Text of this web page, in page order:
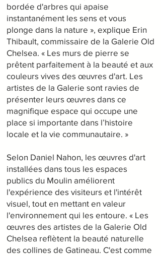
bordée d'arbres qui apaise
instantanément les sens et vous
plonge dans la nature », explique Erin
Thibault, commissaire de la Galerie Old
Chelsea. « Les murs de pierre se
prêtent parfaitement à la beauté et aux
couleurs vives des œuvres d'art. Les
artistes de la Galerie sont ravies de
présenter leurs œuvres dans ce
magnifique espace qui occupe une
place si importante dans l’histoire
locale et la vie communautaire. »
Selon Daniel Nahon, les œuvres d'art
installées dans tous les espaces
publics du Moulin améliorent
l'expérience des visiteurs et l'intérêt
visuel, tout en mettant en valeur
l'environnement qui les entoure. « Les
œuvres des artistes de la Galerie Old
Chelsea reflètent la beauté naturelle
des collines de Gatineau. C'est comme